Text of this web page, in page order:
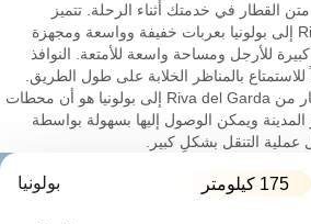
القطار في خدمتك أثناء الرحلة. تتميز
القطارات من Riva del Garda إلى بولونيا بعربات خفيفة وواسعة ومجهزة
للأرجل ومساحة واسعة للأمتعة. النوافذ
للاستمتاع بالمناظر الخلابة على طول الطريق.
سبب آخر لاختيار ركوب القطار من Riva del Garda إلى بولونيا هو أن محطات
ويمكن الوصول إليها بسهولة بواسطة
التنقل بشكلٍ كبير.
175 كيلومتر بولونيا